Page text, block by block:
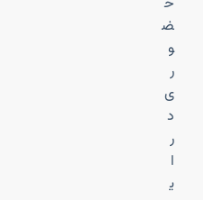
ض
و
ر
ی
د
ر
ا
ی